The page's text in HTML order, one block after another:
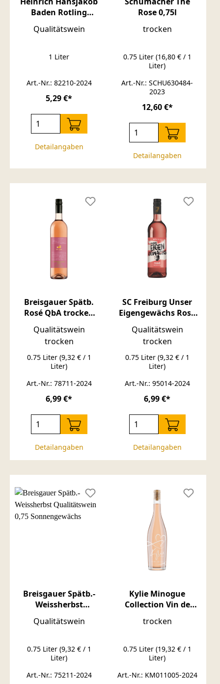
Baden Rotling
1l
Qualitätswein
1 Liter
Art.-Nr.: 82210-2024
5,29 €*
Detailangaben
Rose 0,75l
trocken
0.75 Liter (16,80 € / 1
Liter)
Art.-Nr.: SCHU630484-
2023
12,60 €*
Detailangaben
Breisgauer Spätb.
Rosé QbA trocken
trocken
Qualitätswein
0.75 Liter (9,32 € / 1
Liter)
Art.-Nr.: 78711-2024
6,99 €*
Detailangaben
SC Freiburg Unser
Eigengewächs Rosé
trocken 0,75l
trocken
Qualitätswein
0.75 Liter (9,32 € / 1
Liter)
Art.-Nr.: 95014-2024
6,99 €*
Detailangaben
Breisgauer Spätb.-
Weissherbst
Sonnengewächs
Qualitätswein
0.75 Liter (9,32 € / 1
Liter)
Art.-Nr.: 75211-2024
Kylie Minogue
Collection Vin de
trocken
0.75 Liter (19,32 € / 1
Liter)
Art.-Nr.: KM011005-2024